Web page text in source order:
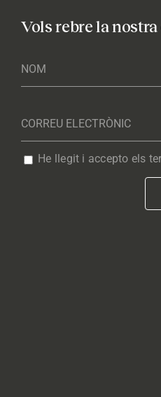
Vols rebre la nostra
He llegit i accepto els